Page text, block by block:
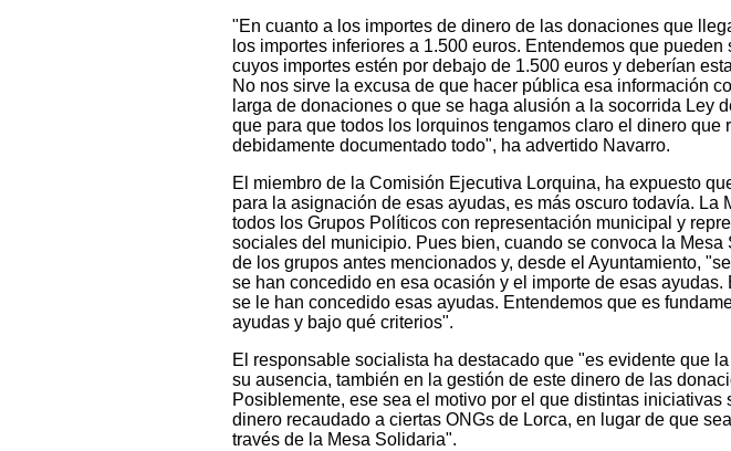
"En cuanto a los importes de dinero de las donaciones que
los importes inferiores a 1.500 euros. Entendemos que
cuyos importes estén por debajo de 1.500 euros y deberían
No nos sirve la excusa de que hacer pública esa información
larga de donaciones o que se haga alusión a la socorrida Ley
que para que todos los lorquinos tengamos claro el dinero que
debidamente documentado todo", ha advertido Navarro.
El miembro de la Comisión Ejecutiva Lorquina, ha expuesto
para la asignación de esas ayudas, es más oscuro todavía. La
todos los Grupos Políticos con representación municipal y
sociales del municipio. Pues bien, cuando se convoca la
de los grupos antes mencionados y, desde el Ayuntamiento,
se han concedido en esa ocasión y el importe de esas
se le han concedido esas ayudas. Entendemos que es
ayudas y bajo qué criterios".
El responsable socialista ha destacado que "es evidente que
su ausencia, también en la gestión de este dinero de las
Posiblemente, ese sea el motivo por el que distintas iniciativas
dinero recaudado a ciertas ONGs de Lorca, en lugar de que
través de la Mesa Solidaria".